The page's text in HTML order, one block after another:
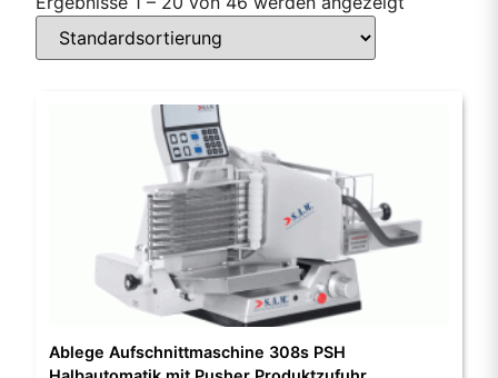
Ablege Aufschnittmaschine 308s PSH